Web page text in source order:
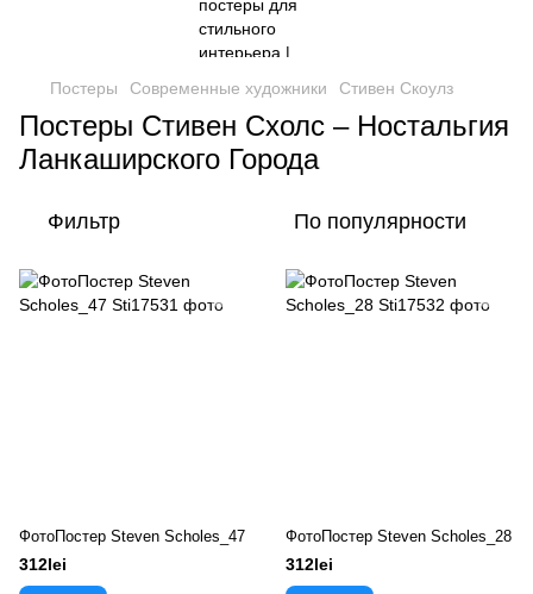
Постеры Современные художники Стивен Скоулз
Постеры Стивен Схолс – Ностальгия
Ланкаширского Города
Фильтр По популярности
ФотоПостер Steven Scholes_47
312lei
ФотоПостер Steven Scholes_28
312lei